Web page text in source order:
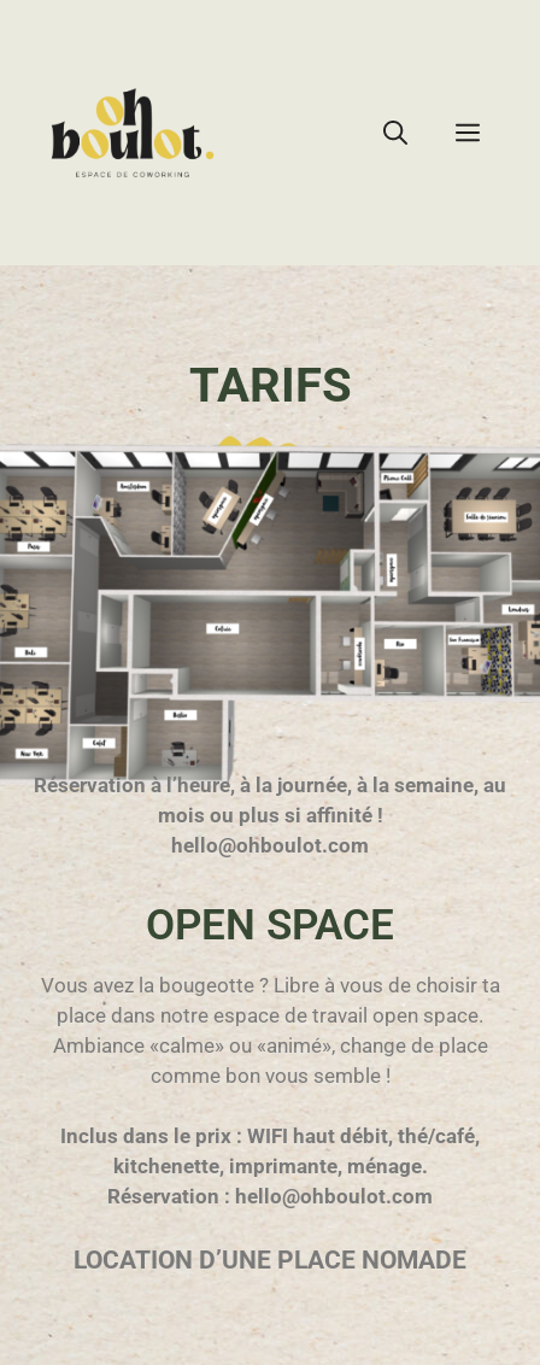
TARIFS
Réservation à l’heure, à la journée, à la semaine, au
mois ou plus si affinité !
hello@ohboulot.com
OPEN SPACE
Vous avez la bougeotte ? Libre à vous de choisir ta
place dans notre espace de travail open space.
Ambiance «calme» ou «animé», change de place
comme bon vous semble !
Inclus dans le prix : WIFI haut débit, thé/café,
kitchenette, imprimante, ménage.
Réservation : hello@ohboulot.com
LOCATION D’UNE PLACE NOMADE